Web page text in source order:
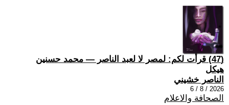
(47) قرأت لكم: لمصر لا لعبد الناصر — محمد حسنين
هيكل
الناصر خشيني
2026 / 8 / 6
الصحافة والاعلام